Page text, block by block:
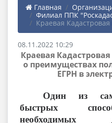
Главная
Филиал ППК
Краевая Кадастровая
08.11.2022 10:29
Краевая
о преимуществах
ЕГРН в
Один из
быстрых
необходимых